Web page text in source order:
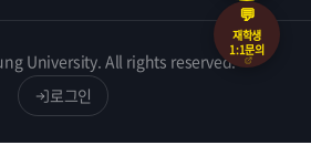
University. All rights reserved.
로그인
💬
재학생
1:1문의